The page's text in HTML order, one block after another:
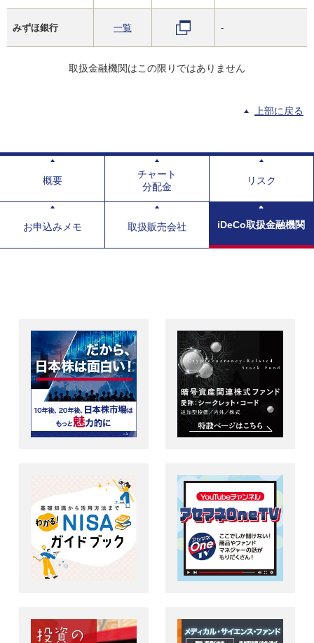
みずほ銀行 一覧 -
取扱金融機関はこの限りではありません
上部に戻る
概要
チャート
分配金
リスク
お申込みメモ 取扱販売会社 iDeCo取扱金融機関